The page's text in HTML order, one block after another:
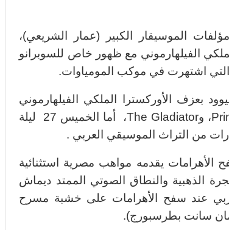
الخالدة ومؤلفات الموسيقار الكبير (عمار الشريعي)،
الفيلهارموني مع ظهور خاص للسوبرانو
اشتهرت في موكب المومياوات.
ليلة من هوليوود بعزف الأوركسترا الملكي الفيلهارموني
لموسيقى أفلام هوليوود ومنه Prince of Egypt، وThe Gladiator، أما الخميس 27 ليلة
من التراث الموسيقي العربي .
يقدمه مواهب مصرية استثنائية
الذهبية والنطاق الصوتي الممتد ديماش
عند سفح الأهرامات على خشبة مسرح
سانت بطرسبورج).